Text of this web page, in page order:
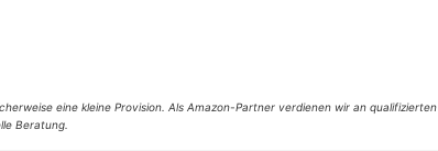
eine kleine Provision. Als Amazon-Partner verdienen wir an qualifizierten
Beratung.